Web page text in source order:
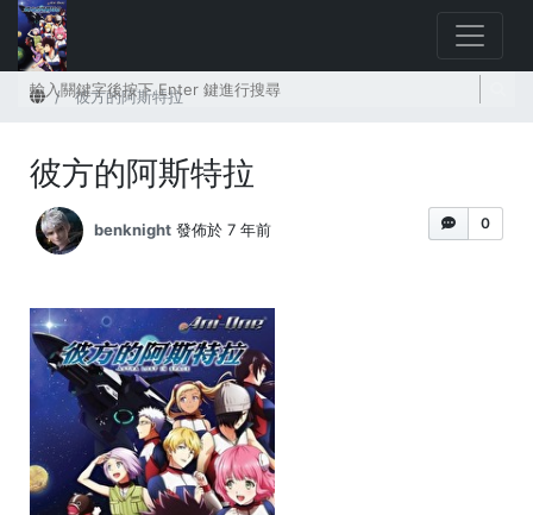
首頁彼方的阿斯特拉
彼方的阿斯特拉
0
benknight 發佈於 7 年前